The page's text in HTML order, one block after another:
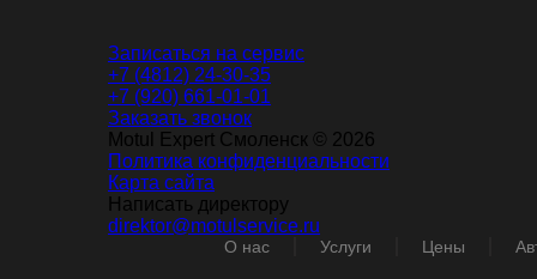
Записаться на сервис
+7 (4812) 24-30-35
+7 (920) 661-01-01
Заказать звонок
Motul Expert Смоленск © 2026
Политика конфиденциальности
Карта сайта
Написать директору
direktor@motulservice.ru
О нас Услуги Цены